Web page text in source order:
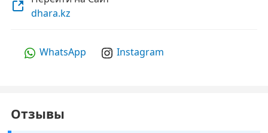
dhara.kz
WhatsApp Instagram
Отзывы